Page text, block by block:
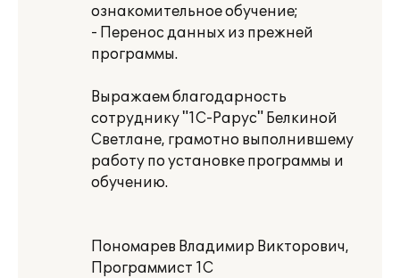
ознакомительное обучение;
- Перенос данных из прежней
программы.
Выражаем благодарность
сотруднику "1С-Рарус" Белкиной
Светлане, грамотно выполнившему
работу по установке программы и
обучению.
Пономарев Владимир Викторович,
Программист 1С